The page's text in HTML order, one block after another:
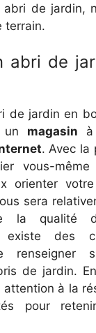
de jardin,
terrain.
abri de
de jardin en
un magasin à
. Avec la
vous-
orienter
sera
la qualité
existe des
renseigner
de jardin.
à la
pour